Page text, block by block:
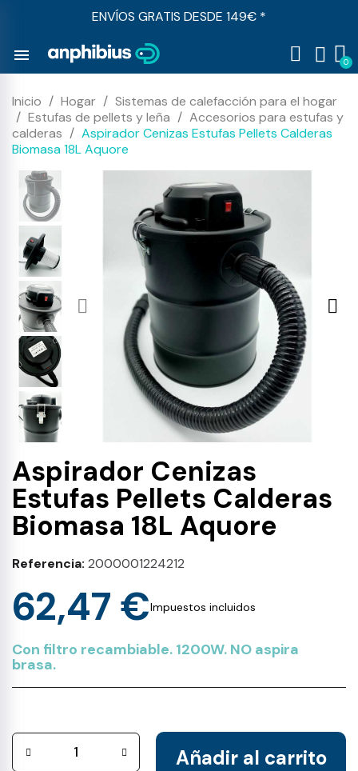
ENVÍOS GRATIS DESDE 149€ *
menu
Inicio Hogar
Sistemas de calefacción para el hogar
Estufas de pellets y leña
Accesorios para estufas y
calderas
Aspirador Cenizas Estufas Pellets Calderas
Biomasa 18L Aquore
Aspirador Cenizas
Estufas Pellets Calderas
Biomasa 18L Aquore
Referencia 2000001224212
62,47 €Impuestos incluidos
Con filtro recambiable. 1200W. NO aspira
brasa.
Añadir al carrito